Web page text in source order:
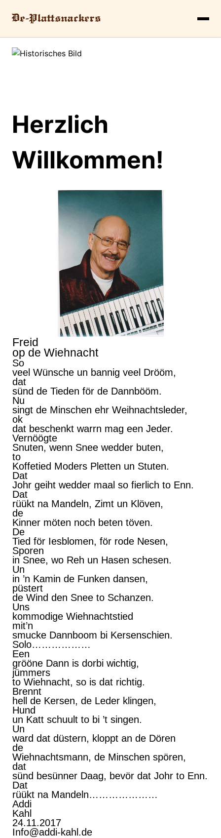
Herzlich
Willkommen!
Freid
op de Wiehnacht
So
veel Wünsche un bannig veel Drööm,
dat
sünd de Tieden för de Dannbööm.
Nu
singt de Minschen ehr Weihnachtsleder,
ok
dat beschenkt warrn mag een Jeder.
Vernöögte
Snuten, wenn Snee wedder buten,
to
Koffetied Moders Pletten un Stuten.
Dat
Johr geiht wedder maal so fierlich to Enn.
Dat
rüükt na Mandeln, Zimt un Klöven,
de
Kinner möten noch beten töven.
De
Tied för Iesblomen, för rode Nesen,
Sporen
in Snee, wo Reh un Hasen schesen.
Un
in ’n Kamin de Funken dansen,
püstert
de Wind den Snee to Schanzen.
Uns
kommodige Wiehnachtstied
mit’n
smucke Dannboom bi Kersenschien.
Solo………………
Een
grööne Dann is dorbi wichtig,
jümmers
to Wiehnacht, so is dat richtig.
Brennt
hell de Kersen, de Leder klingen,
Hund
un Katt schuult to bi ’t singen.
Un
ward dat düstern, kloppt an de Dören
de
Wiehnachtsmann, de Minschen spören,
dat
sünd besünner Daag, bevör dat Johr to Enn.
Dat
rüükt na Mandeln…………………
Addi
Kahl
24.11.2017
Info@addi-kahl.de